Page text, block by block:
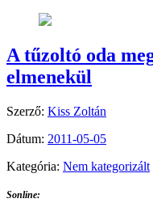
A tűzoltó oda
elmenekül
Szerző: Kiss Zoltán
Dátum: 2011-05-05
Kategória: Nem kategorizált
Sonline: